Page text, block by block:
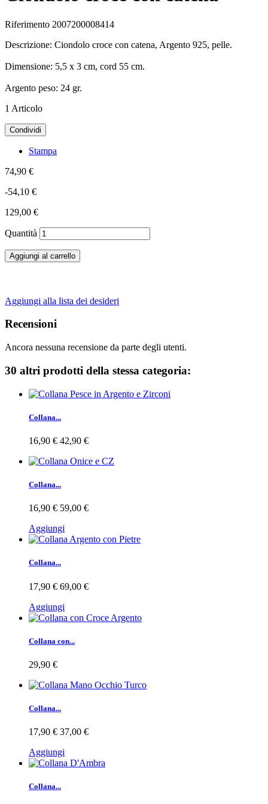
Riferimento 2007200008414
Descrizione: Ciondolo croce con catena, Argento 925, pelle.
Dimensione: 5,5 x 3 cm, cord 55 cm.
Argento peso: 24 gr.
1 Articolo
Condividi
Stampa
74,90 €
-54,10 €
129,00 €
Quantità
Aggiungi al carrello
Aggiungi alla lista dei desideri
Recensioni
Ancora nessuna recensione da parte degli utenti.
30 altri prodotti della stessa categoria:
Collana...
16,90 € 42,90 €
Collana...
16,90 € 59,00 €
Aggiungi
Collana...
17,90 € 69,00 €
Aggiungi
Collana con...
29,90 €
Collana...
17,90 € 37,00 €
Aggiungi
Collana...